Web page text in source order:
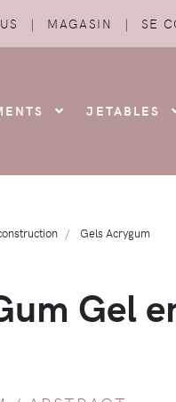
| MAGASIN | SE
JETABLES
Gels Acrygum
Gel